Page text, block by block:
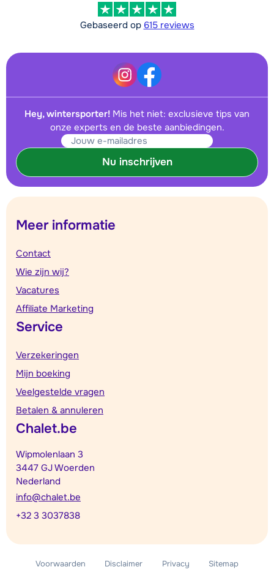
Gebaseerd op 615 reviews
Hey, wintersporter! Mis het niet: exclusieve tips van
onze experts en de beste aanbiedingen.
Nu inschrijven
Meer informatie
Contact
Wie zijn wij?
Vacatures
Affiliate Marketing
Service
Verzekeringen
Mijn boeking
Veelgestelde vragen
Betalen & annuleren
Chalet.be
Wipmolenlaan 3
3447 GJ Woerden
Nederland
info@chalet.be
+32 3 3037838
Voorwaarden Disclaimer Privacy Sitemap